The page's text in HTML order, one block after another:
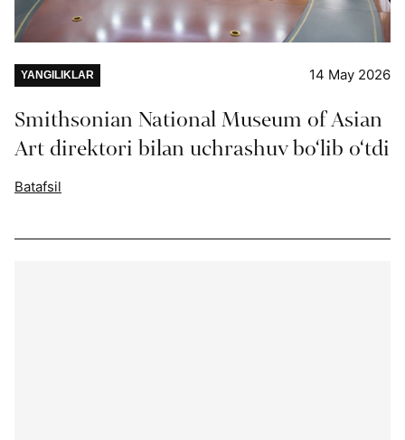
YANGILIKLAR 14 May 2026
Smithsonian National Museum of Asian
Art direktori bilan uchrashuv bo‘lib o‘tdi
Batafsil